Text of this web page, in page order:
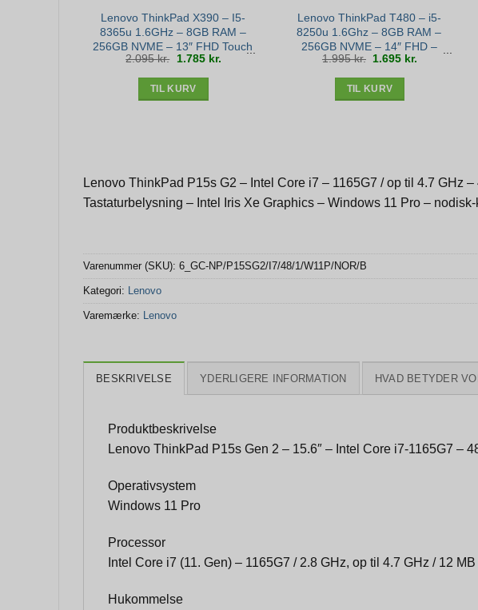
Lenovo ThinkPad X390 – I5-
8365u 1.6GHz – 8GB RAM –
256GB NVME – 13″ FHD Touch
– Win 11 – Bronze stand
2.095kr. Den
oprindelige
pris
1.785 kr.aktuelle
pris
TIL KURV
Lenovo ThinkPad T480 – i5-
8250u 1.6Ghz – 8GB RAM –
256GB NVME – 14″ FHD –
Bronze stand
1.995kr. Den
oprindelige
pris
1.695 kr.
TIL KURV
Lenovo ThinkPad P15s G2 – Intel Core i7 – 1165G7 / op til 4.7 GHz
Tastaturbelysning – Intel Iris Xe Graphics – Windows 11 Pro –
Varenummer (SKU): 6_GC-NP/P15SG2/I7/48/1/W11P/NOR/B
Kategori: Lenovo
Varemærke: Lenovo
BESKRIVELSE YDERLIGERE INFORMATION HVAD BETYDER
Produktbeskrivelse
Lenovo ThinkPad P15s Gen 2 – 15.6″ – Intel Core i7-1165G7 –
Operativsystem
Windows 11 Pro
Processor
Intel Core i7 (11. Gen) – 1165G7 / 2.8 GHz, op til 4.7 GHz / 12
Hukommelse